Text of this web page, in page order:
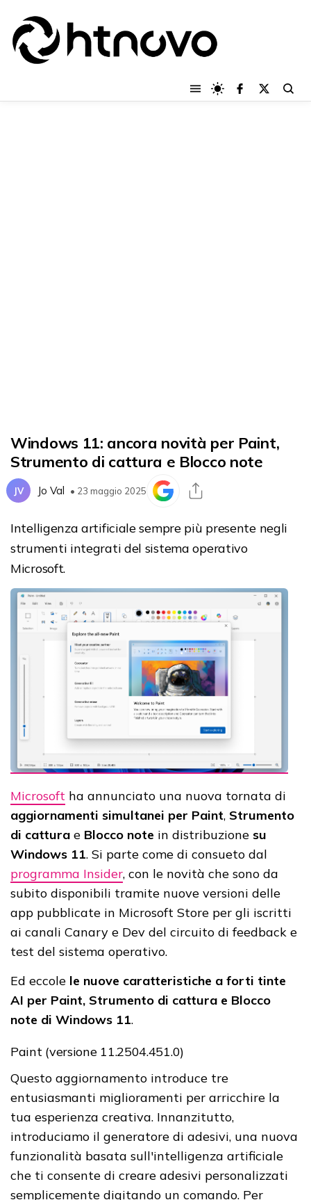
Windows 11: ancora novità per Paint,
Strumento di cattura e Blocco note
JV Jo Val • 23 maggio 2025
Intelligenza artificiale sempre più presente negli
strumenti integrati del sistema operativo
Microsoft.
Microsoft ha annunciato una nuova tornata di
aggiornamenti simultanei per Paint, Strumento
di cattura e Blocco note in distribuzione su
Windows 11. Si parte come di consueto dal
programma Insider, con le novità che sono da
subito disponibili tramite nuove versioni delle
app pubblicate in Microsoft Store per gli iscritti
ai canali Canary e Dev del circuito di feedback e
test del sistema operativo.
Ed eccole le nuove caratteristiche a forti tinte
AI per Paint, Strumento di cattura e Blocco
note di Windows 11.
Paint (versione 11.2504.451.0)
Questo aggiornamento introduce tre
entusiasmanti miglioramenti per arricchire la
tua esperienza creativa. Innanzitutto,
introduciamo il generatore di adesivi, una nuova
funzionalità basata sull'intelligenza artificiale
che ti consente di creare adesivi personalizzati
semplicemente digitando un comando. Per